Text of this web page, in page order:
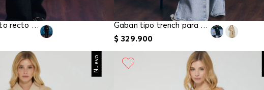
Pantalon tiro alto recto para mujer Gaban tipo trench para mujer
$ 329.900
Nuevo